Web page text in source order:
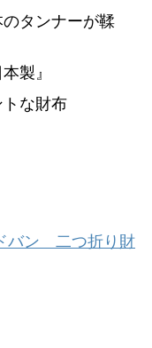
タンナーが鞣
製』
な財布
バン 二つ折り財